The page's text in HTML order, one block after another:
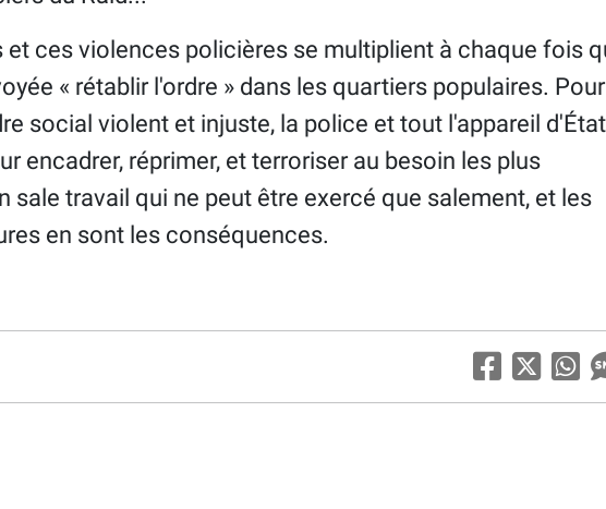
et ces violences policières se multiplient à chaque fois
« rétablir l'ordre » dans les quartiers populaires. Pour
social violent et injuste, la police et tout l'appareil d'État
encadrer, réprimer, et terroriser au besoin les plus
sale travail qui ne peut être exercé que salement, et les
en sont les conséquences.